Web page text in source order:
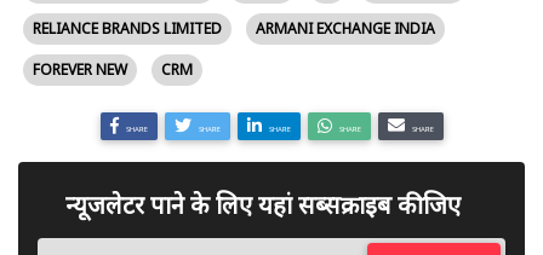
RELIANCE BRANDS LIMITED
ARMANI EXCHANGE INDIA
FOREVER NEW
CRM
SHARE SHARE SHARE SHARE SHARE
न्यूजलेटर पाने के लिए यहां सब्सक्राइब कीजिए